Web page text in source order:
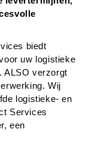
biedt
uw logistieke
ALSO verzorgt
Wij
logistieke- en
Services
een